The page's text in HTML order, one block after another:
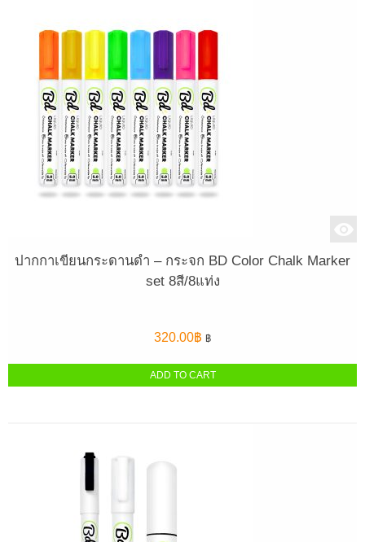
ปากกาเขียนกระดานดำ – กระจก BD Color Chalk Marker
set 8สี/8แท่ง
320.00฿ ฿
ADD TO CART